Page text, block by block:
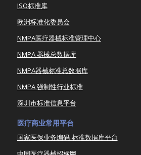
ISO标准库
欧洲标准化委员会
NMPA医疗器械标准管理中心
NMPA 器械总数据库
NMPA器械标准总数据库
NMPA 强制性行业标准
深圳市标准信息平台
医疗商业常用平台
国家医保业务编码-标准数据库平台